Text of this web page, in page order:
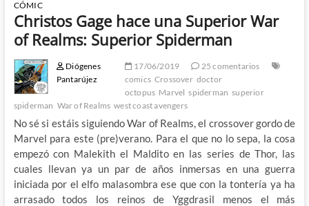
CÓMIC
Christos Gage hace una Superior War
of Realms: Superior Spiderman
Diógenes
Pantarújez
17/06/2019
25 comentarios
comics Crossover doctor
octopus Marvel spiderman superior
spiderman War of Realms west coast avengers
No sé si estáis siguiendo War of Realms, el crossover gordo de
Marvel para este (pre)verano. Para el que no lo sepa, la cosa
empezó con Malekith el Maldito en las series de Thor, las
cuales llevan ya un par de años inmersas en una guerra
iniciada por el elfo malasombra ese que con la tontería ya ha
arrasado todos los reinos de Yggdrasil menos el más